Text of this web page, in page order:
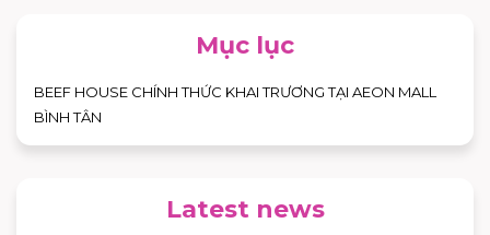
Mục lục
BEEF HOUSE CHÍNH THỨC KHAI TRƯƠNG TẠI AEON MALL
BÌNH TÂN
Latest news